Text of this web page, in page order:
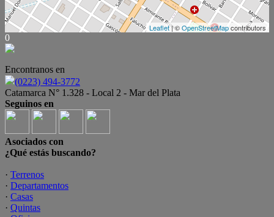
Leaflet| ©OpenStreetMapcontributors
0
Encontranos en
(0223) 494-3772
Catamarca N° 1.328 - Local 2 - Mar del Plata
Seguinos en
Asociados con
¿Qué estás buscando?
· Terrenos
· Departamentos
· Casas
· Quintas